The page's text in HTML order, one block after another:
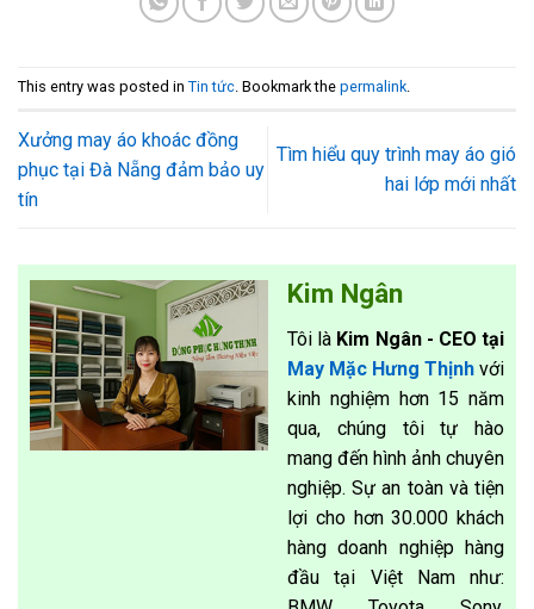
This entry was posted in Tin tức. Bookmark the permalink.
Xưởng may áo khoác đồng
phục tại Đà Nẵng đảm bảo uy
tín
Tìm hiểu quy trình may áo gió
hai lớp mới nhất
Kim Ngân
Tôi là Kim Ngân - CEO tại
May Mặc Hưng Thịnh với
kinh nghiệm hơn 15 năm
qua, chúng tôi tự hào
mang đến hình ảnh chuyên
nghiệp. Sự an toàn và tiện
lợi cho hơn 30.000 khách
hàng doanh nghiệp hàng
đầu tại Việt Nam như: